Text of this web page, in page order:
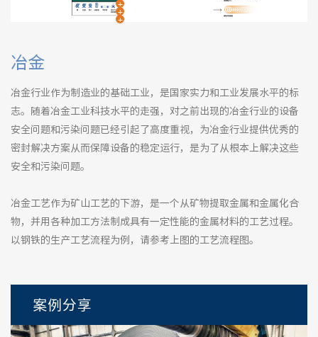
+
+
+
冶金
冶金行业作为制造业的基础工业，是国家实力和工业发展水平的标
志。随着冶金工业科技水平的走强，对之前出现的冶金行业的设备
安全问题和污染问题已经引起了高度重视，为冶金行业提供优秀的
密封解决方案从而保障设备的稳定运行，是为了从根本上解决这些
安全和污染问题。
冶金工艺作为矿山工艺的下游，是一个从矿物提取金属和金属化合
物，并用各种加工方法制成具有一定性能的金属材料的工艺过程。
以钢铁的生产工艺流程为例，请参考上图的工艺流程图。
案例分享